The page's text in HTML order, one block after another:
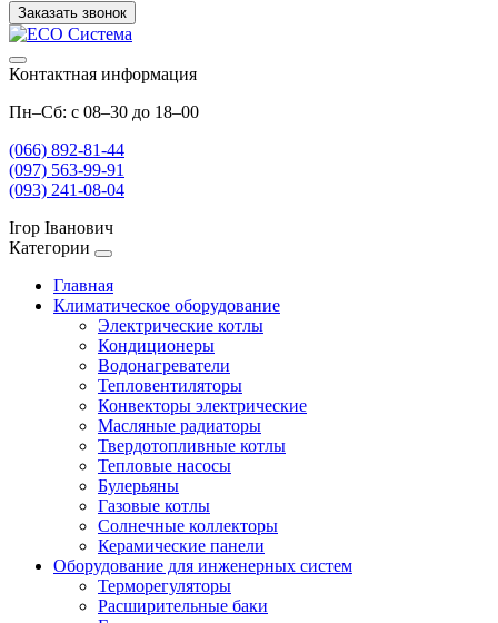
Заказать звонок
Контактная информация
Пн–Сб: с 08–30 до 18–00
(066) 892-81-44
(097) 563-99-91
(093) 241-08-04
Ігор Іванович
Категории
Главная
Климатическое оборудование
Электрические котлы
Кондиционеры
Водонагреватели
Тепловентиляторы
Конвекторы электрические
Масляные радиаторы
Твердотопливные котлы
Тепловые насосы
Булерьяны
Газовые котлы
Солнечные коллекторы
Керамические панели
Оборудование для инженерных систем
Терморегуляторы
Расширительные баки